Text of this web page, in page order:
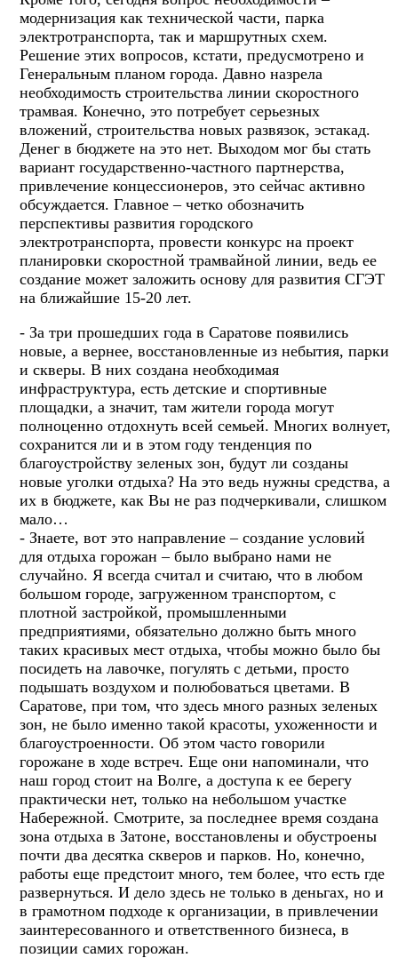
модернизация как технической части, парка
электротранспорта, так и маршрутных схем.
Решение этих вопросов, кстати, предусмотрено и
Генеральным планом города. Давно назрела
необходимость строительства линии скоростного
трамвая. Конечно, это потребует серьезных
вложений, строительства новых развязок, эстакад.
Денег в бюджете на это нет. Выходом мог бы стать
вариант государственно-частного партнерства,
привлечение концессионеров, это сейчас активно
обсуждается. Главное – четко обозначить
перспективы развития городского
электротранспорта, провести конкурс на проект
планировки скоростной трамвайной линии, ведь ее
создание может заложить основу для развития СГЭТ
на ближайшие 15-20 лет.
- За три прошедших года в Саратове появились
новые, а вернее, восстановленные из небытия, парки
и скверы. В них создана необходимая
инфраструктура, есть детские и спортивные
площадки, а значит, там жители города могут
полноценно отдохнуть всей семьей. Многих волнует,
сохранится ли и в этом году тенденция по
благоустройству зеленых зон, будут ли созданы
новые уголки отдыха? На это ведь нужны средства, а
их в бюджете, как Вы не раз подчеркивали, слишком
мало…
- Знаете, вот это направление – создание условий
для отдыха горожан – было выбрано нами не
случайно. Я всегда считал и считаю, что в любом
большом городе, загруженном транспортом, с
плотной застройкой, промышленными
предприятиями, обязательно должно быть много
таких красивых мест отдыха, чтобы можно было бы
посидеть на лавочке, погулять с детьми, просто
подышать воздухом и полюбоваться цветами. В
Саратове, при том, что здесь много разных зеленых
зон, не было именно такой красоты, ухоженности и
благоустроенности. Об этом часто говорили
горожане в ходе встреч. Еще они напоминали, что
наш город стоит на Волге, а доступа к ее берегу
практически нет, только на небольшом участке
Набережной. Смотрите, за последнее время создана
зона отдыха в Затоне, восстановлены и обустроены
почти два десятка скверов и парков. Но, конечно,
работы еще предстоит много, тем более, что есть где
развернуться. И дело здесь не только в деньгах, но и
в грамотном подходе к организации, в привлечении
заинтересованного и ответственного бизнеса, в
позиции самих горожан.